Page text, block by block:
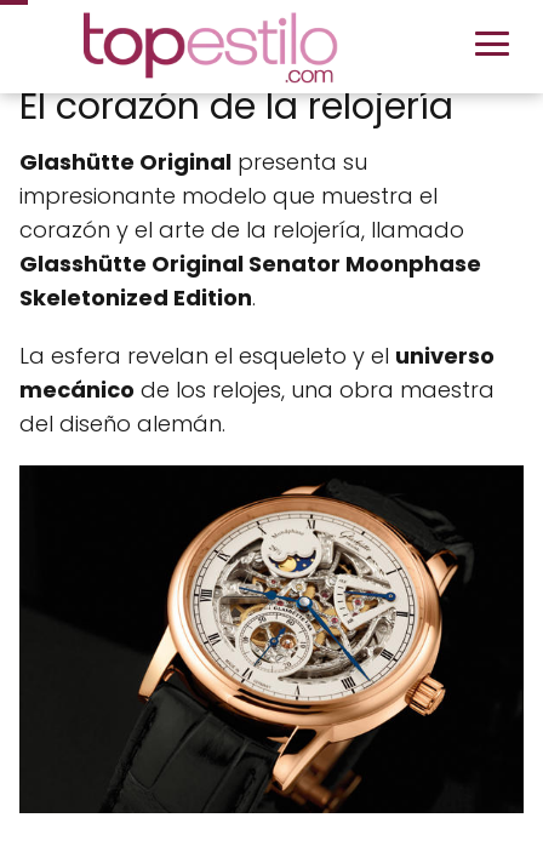
El corazón de la relojería
Glashütte Original presenta su
impresionante modelo que muestra el
corazón y el arte de la relojería, llamado
Glasshütte Original Senator Moonphase
Skeletonized Edition.
La esfera revelan el esqueleto y el universo
mecánico de los relojes, una obra maestra
del diseño alemán.